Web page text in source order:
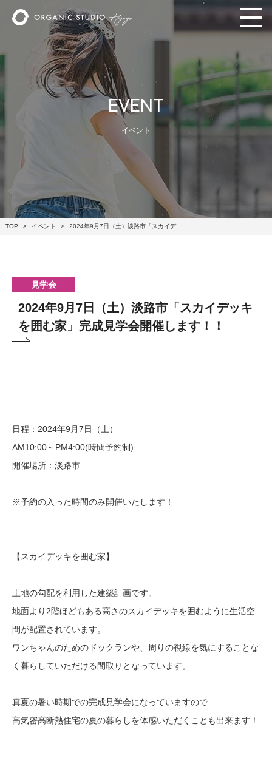
EVENT
イベント
TOP イベント 2024年9月7日（土）淡路市「スカイデ…
見学会
2024年9月7日（土）淡路市「スカイデッキ
を囲む家」完成見学会開催します！！
日程：2024年9月7日（土）
AM10:00～PM4:00(時間予約制)
開催場所：淡路市
※予約の入った時間のみ開催いたします！
【スカイデッキを囲む家】
土地の勾配を利用した建築計画です。
地面より2階ほどもある高さのスカイデッキを囲むように生活空
間が配置されています。
ワンちゃんのためのドックランや、周りの視線を気にすることな
く暮らしていただける間取りとなっています。
真夏の暑い時期での完成見学会になっていますので
高気密高断熱住宅の夏の暮らしを体感いただくことも出来ます！